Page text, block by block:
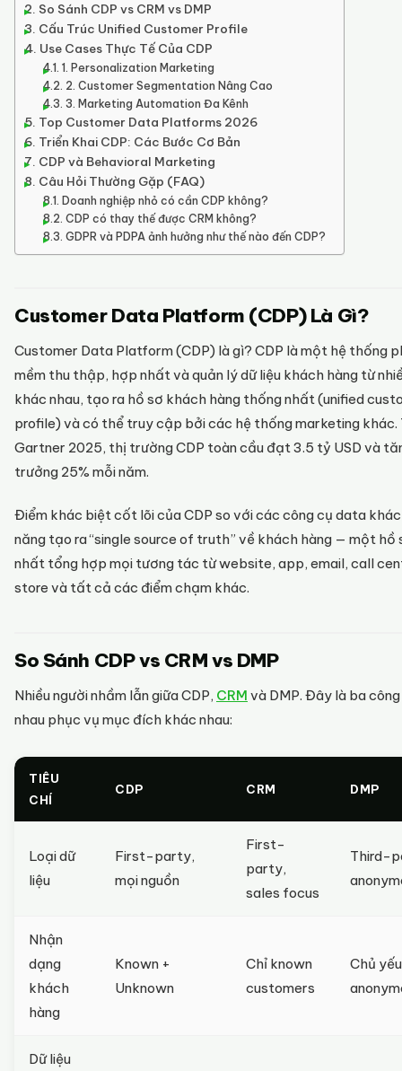
So Sánh CDP vs CRM vs DMP
Cấu Trúc Unified Customer Profile
Use Cases Thực Tế Của CDP
1. Personalization Marketing
2. Customer Segmentation Nâng Cao
3. Marketing Automation Đa Kênh
Top Customer Data Platforms 2026
Triển Khai CDP: Các Bước Cơ Bản
CDP và Behavioral Marketing
Câu Hỏi Thường Gặp (FAQ)
Doanh nghiệp nhỏ có cần CDP không?
CDP có thay thế được CRM không?
GDPR và PDPA ảnh hưởng như thế nào đến CDP?
Customer Data Platform (CDP) Là Gì?
Customer Data Platform (CDP) là gì? CDP là một hệ thống
mềm thu thập, hợp nhất và quản lý dữ liệu khách hàng từ
khác nhau, tạo ra hồ sơ khách hàng thống nhất (unified
profile) và có thể truy cập bởi các hệ thống marketing khác.
Gartner 2025, thị trường CDP toàn cầu đạt 3.5 tỷ USD và
trưởng 25% mỗi năm.
Điểm khác biệt cốt lõi của CDP so với các công cụ data
năng tạo ra “single source of truth” về khách hàng — một hồ
nhất tổng hợp mọi tương tác từ website, app, email, call
store và tất cả các điểm chạm khác.
So Sánh CDP vs CRM vs DMP
Nhiều người nhầm lẫn giữa CDP, CRM và DMP. Đây là ba
nhau phục vụ mục đích khác nhau:
TIÊU
CHÍ
CDP CRM DMP
Loại dữ
liệu
First-party,
mọi nguồn
First-
party,
sales focus
Third-
Nhận
dạng
khách
hàng
Known +
Unknown
Chỉ known
customers
Chủ yếu
Dữ liệu